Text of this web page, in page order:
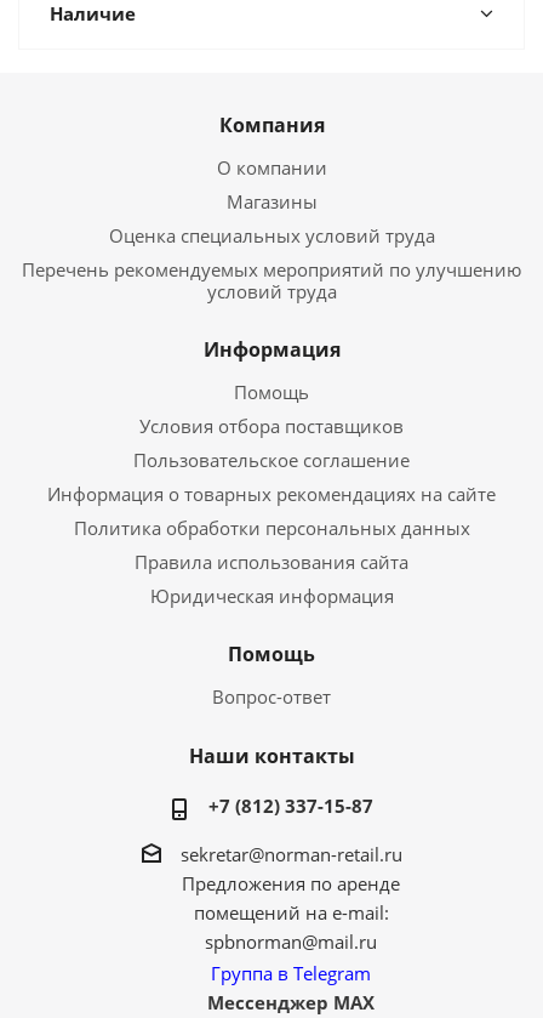
Наличие
Компания
О компании
Магазины
Оценка специальных условий труда
Перечень рекомендуемых мероприятий по улучшению
условий труда
Информация
Помощь
Условия отбора поставщиков
Пользовательское соглашение
Информация о товарных рекомендациях на сайте
Политика обработки персональных данных
Правила использования сайта
Юридическая информация
Помощь
Вопрос-ответ
Наши контакты
+7 (812) 337-15-87
sekretar@norman-retail.ru
Предложения по аренде
помещений на e-mail:
spbnorman@mail.ru
Группа в Telegram
Мессенджер MAX